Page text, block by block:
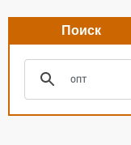
Поиск